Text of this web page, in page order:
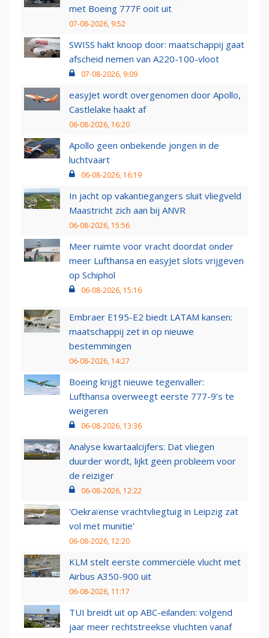
met Boeing 777F ooit uit
07-08-2026, 9:52
SWISS hakt knoop door: maatschappij gaat
afscheid nemen van A220-100-vloot
07-08-2026, 9:09
easyJet wordt overgenomen door Apollo,
Castlelake haakt af
06-08-2026, 16:20
Apollo geen onbekende jongen in de
luchtvaart
06-08-2026, 16:19
In jacht op vakantiegangers sluit vliegveld
Maastricht zich aan bij ANVR
06-08-2026, 15:56
Meer ruimte voor vracht doordat onder
meer Lufthansa en easyJet slots vrijgeven
op Schiphol
06-08-2026, 15:16
Embraer E195-E2 biedt LATAM kansen:
maatschappij zet in op nieuwe
bestemmingen
06-08-2026, 14:27
Boeing krijgt nieuwe tegenvaller:
Lufthansa overweegt eerste 777-9’s te
weigeren
06-08-2026, 13:36
Analyse kwartaalcijfers: Dat vliegen
duurder wordt, lijkt geen probleem voor
de reiziger
06-08-2026, 12:22
'Oekraïense vrachtvliegtuig in Leipzig zat
vol met munitie'
06-08-2026, 12:20
KLM stelt eerste commerciële vlucht met
Airbus A350-900 uit
06-08-2026, 11:17
TUI breidt uit op ABC-eilanden: volgend
jaar meer rechtstreekse vluchten vanaf